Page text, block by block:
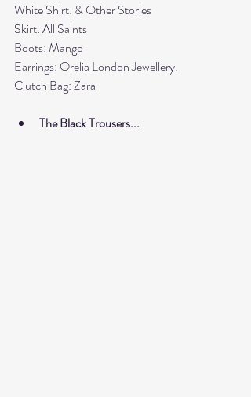
White Shirt: & Other Stories
Skirt: All Saints
Boots: Mango
Earrings: Orelia London Jewellery.
Clutch Bag: Zara
The Black Trousers...